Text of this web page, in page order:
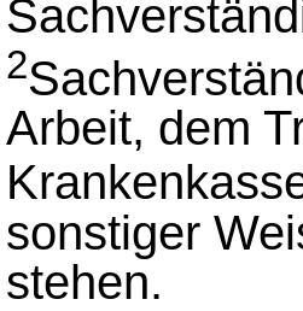
2
Arbeit, dem
sonstiger
stehen.